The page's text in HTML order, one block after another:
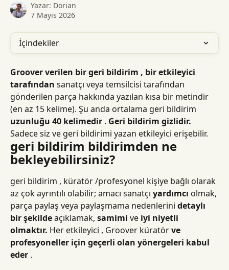
Yazar: Dorian
7 Mayıs 2026
İçindekiler
Groover verilen bir geri bildirim , bir etkileyici
tarafından sanatçı veya temsilcisi tarafından
gönderilen parça hakkında yazılan kısa bir metindir
(en az 15 kelime). Şu anda ortalama geri bildirim
uzunluğu 40 kelimedir . Geri bildirim gizlidir.
Sadece siz ve geri bildirimi yazan etkileyici erişebilir.
geri bildirim bildirimden ne
bekleyebilirsiniz?
geri bildirim , küratör /profesyonel kişiye bağlı olarak
az çok ayrıntılı olabilir; amacı sanatçı yardımcı olmak,
parça paylaş veya paylaşmama nedenlerini detaylı
bir şekilde açıklamak, samimi ve iyi niyetli
olmaktır. Her etkileyici , Groover küratör ve
profesyoneller için geçerli olan yönergeleri kabul
eder .